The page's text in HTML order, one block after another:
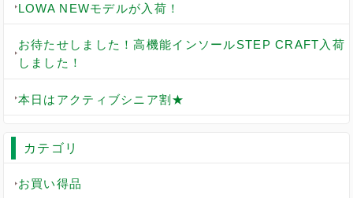
LOWA NEWモデルが入荷！
お待たせしました！高機能インソールSTEP CRAFT入荷
しました！
本日はアクティブシニア割★
カテゴリ
お買い得品